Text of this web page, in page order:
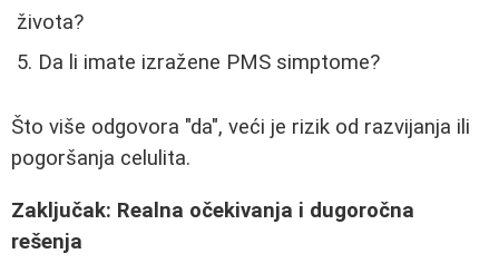
života?
Da li imate izražene PMS simptome?
Što više odgovora "da", veći je rizik od razvijanja ili
pogoršanja celulita.
Zaključak: Realna očekivanja i dugoročna
rešenja